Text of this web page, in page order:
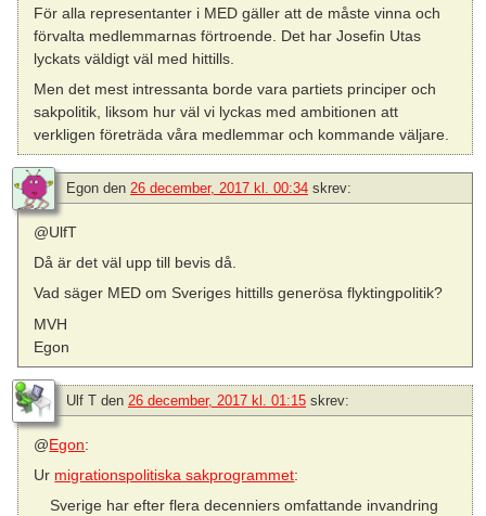
För alla representanter i MED gäller att de måste vinna och
förvalta medlemmarnas förtroende. Det har Josefin Utas
lyckats väldigt väl med hittills.
Men det mest intressanta borde vara partiets principer och
sakpolitik, liksom hur väl vi lyckas med ambitionen att
verkligen företräda våra medlemmar och kommande väljare.
Egon den 26 december, 2017 kl. 00:34 skrev:
@UlfT
Då är det väl upp till bevis då.
Vad säger MED om Sveriges hittills generösa flyktingpolitik?
MVH
Egon
Ulf T den 26 december, 2017 kl. 01:15 skrev:
@Egon:
Ur migrationspolitiska sakprogrammet:
Sverige har efter flera decenniers omfattande invandring